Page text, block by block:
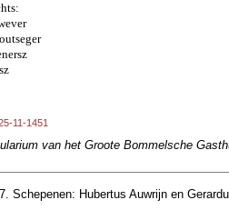
11-1451
van het Groote Bommelsche
Schepenen: Hubertus Auwrijn en